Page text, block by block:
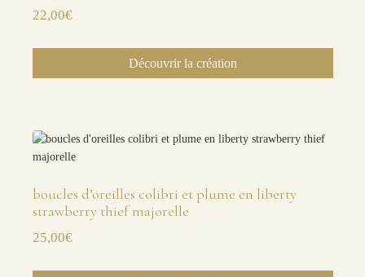
22,00€
Découvrir la création
boucles d’oreilles colibri et plume en liberty
strawberry thief majorelle
25,00€